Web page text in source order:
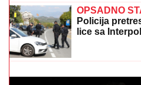
naslednice
Čarna se